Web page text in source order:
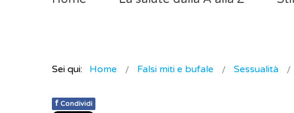
Sei qui: Home Falsi miti e bufale Sessualità
f Condividi